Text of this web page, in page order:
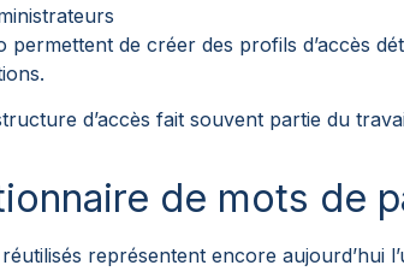
permettent de créer des profils d’accès
d’accès fait souvent partie du
de mots de
représentent encore aujourd’hui